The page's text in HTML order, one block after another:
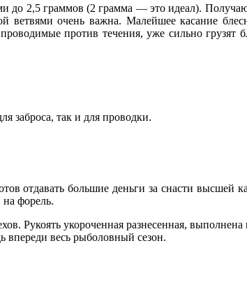
2,5 граммов (2 грамма — это идеал).
очень важна. Малейшее касание
против течения, уже сильно грузят
заброса, так и для проводки.
отдавать большие деньги за снасти высшей
форель.
Рукоять укороченная разнесенная,
впереди весь рыболовный сезон.